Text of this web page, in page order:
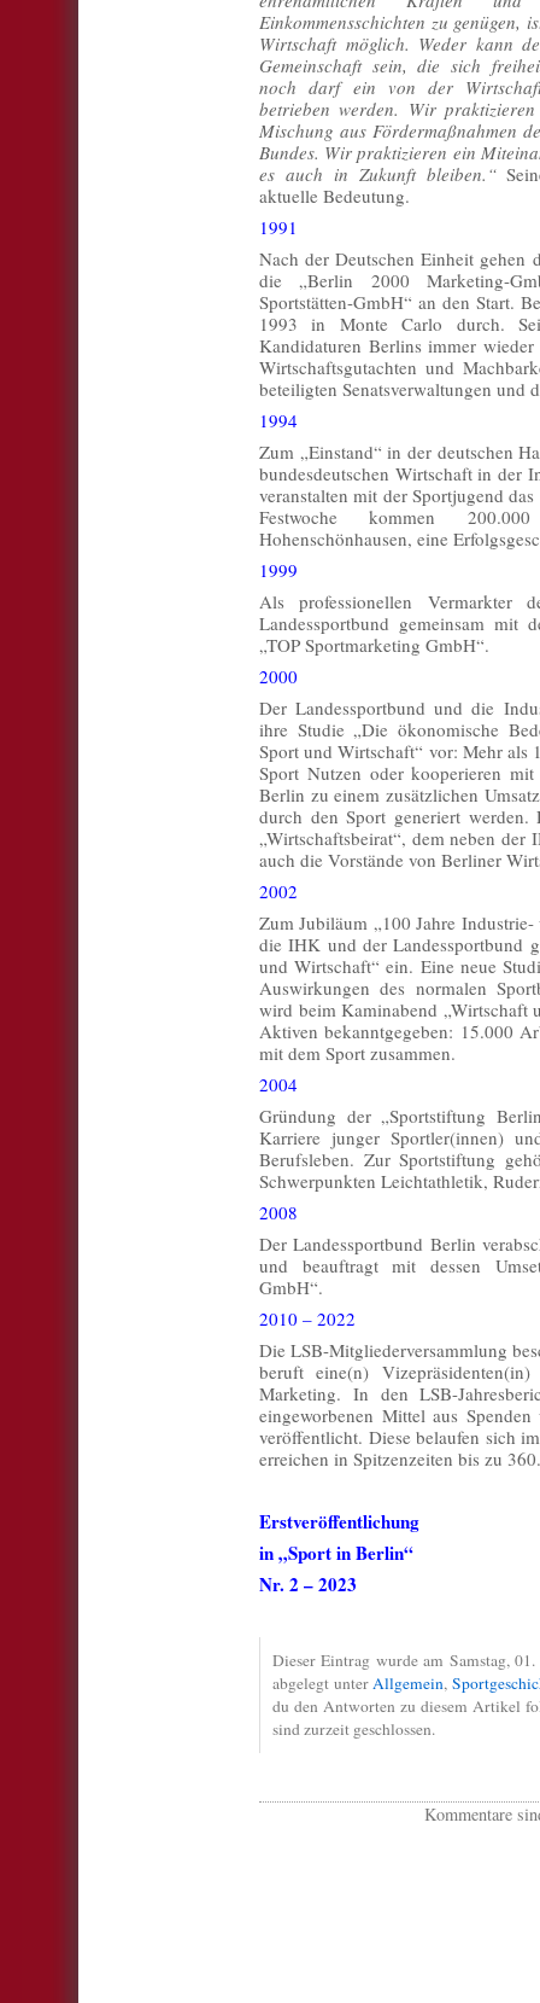
Einkommensschichten zu genügen,
Wirtschaft möglich. Weder kann
Gemeinschaft sein, die sich
noch darf ein von der
betrieben werden. Wir
Mischung aus Fördermaßnahmen
Bundes. Wir praktizieren ein
es auch in Zukunft bleiben.“
aktuelle Bedeutung.
1991
Nach der Deutschen Einheit
die „Berlin 2000 Marketing-
Sportstätten-GmbH“ an den Start.
1993 in Monte Carlo durch.
Kandidaturen Berlins immer
Wirtschaftsgutachten und
beteiligten Senatsverwaltungen und
1994
Zum „Einstand“ in der deutschen
bundesdeutschen Wirtschaft in der
veranstalten mit der Sportjugend
Festwoche kommen
Hohenschönhausen, eine
1999
Als professionellen Vermarkter
Landessportbund gemeinsam mit
„TOP Sportmarketing GmbH“.
2000
Der Landessportbund und die
ihre Studie „Die ökonomische
Sport und Wirtschaft“ vor: Mehr als
Sport Nutzen oder kooperieren
Berlin zu einem zusätzlichen
durch den Sport generiert werden.
„Wirtschaftsbeirat“, dem neben
auch die Vorstände von Berliner
2002
Zum Jubiläum „100 Jahre
die IHK und der Landessportbund
und Wirtschaft“ ein. Eine neue
Auswirkungen des normalen
wird beim Kaminabend „Wirtschaft
Aktiven bekanntgegeben: 15.000
mit dem Sport zusammen.
2004
Gründung der „Sportstiftung
Karriere junger Sportler(innen)
Berufsleben. Zur Sportstiftung
Schwerpunkten Leichtathletik,
2008
Der Landessportbund Berlin
und beauftragt mit dessen
GmbH“.
2010 – 2022
Die LSB-Mitgliederversammlung
beruft eine(n)
Marketing. In den LSB-
eingeworbenen Mittel aus
veröffentlicht. Diese belaufen sich
erreichen in Spitzenzeiten bis zu
Erstveröffentlichung
in „Sport in Berlin“
Nr. 2 – 2023
Dieser Eintrag wurde am Samstag,
abgelegt unterAllgemein,
du den Antworten zu diesem Artikel
sind zurzeit geschlossen.
Kommentare